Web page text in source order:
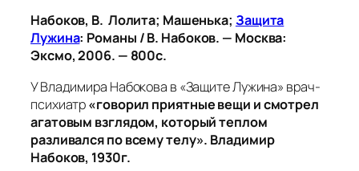
Набоков, В. Лолита; Машенька; Защита
Лужина: Романы / В. Набоков. — Москва:
Эксмо, 2006. — 800с.
У Владимира Набокова в «Защите Лужина» врач-
психиатр«говорил приятные вещи и смотрел
агатовым взглядом, который теплом
разливался по всему телу». Владимир
Набоков, 1930г.